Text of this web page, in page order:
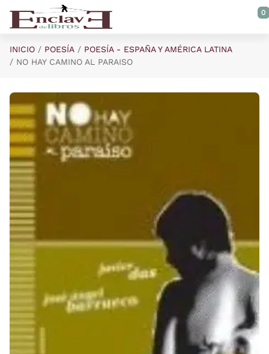
Saltar al contenido principal
0
INICIO POESÍA
POESÍA - ESPAÑA Y AMÉRICA LATINA
NO HAY CAMINO AL PARAISO